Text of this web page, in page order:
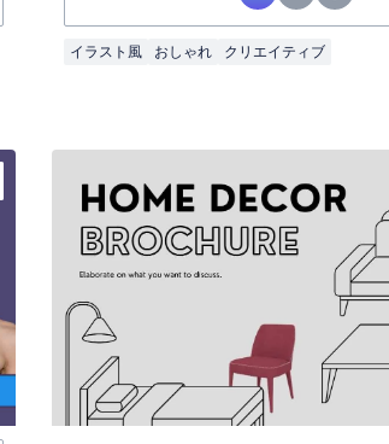
イラスト風 おしゃれ クリエイティブ